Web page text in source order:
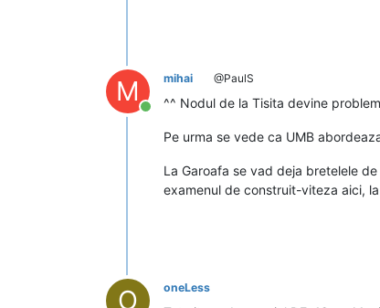
M
Conectat
mihai @PaulS
^^ Nodul de la Tisita devine
Pe urma se vede ca UMB
La Garoafa se vad deja bretelele
examenul de construit-viteza aici,
O oneLess